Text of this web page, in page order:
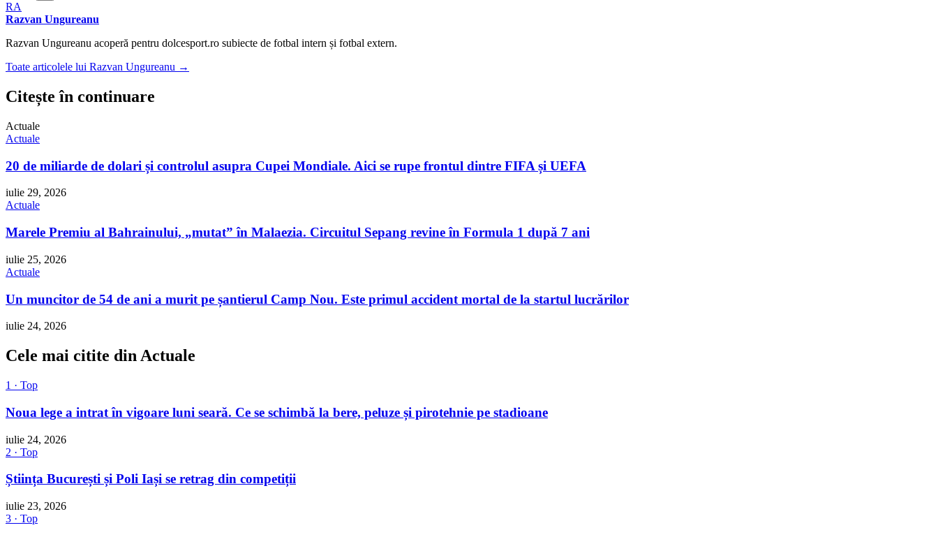
RA
Razvan Ungureanu
Razvan Ungureanu acoperă pentru dolcesport.ro subiecte de fotbal intern și fotbal extern.
Toate articolele lui Razvan Ungureanu →
Citește în continuare
Actuale
Actuale
20 de miliarde de dolari și controlul asupra Cupei Mondiale. Aici se rupe frontul dintre FIFA și UEFA
iulie 29, 2026
Actuale
Marele Premiu al Bahrainului, „mutat” în Malaezia. Circuitul Sepang revine în Formula 1 după 7 ani
iulie 25, 2026
Actuale
Un muncitor de 54 de ani a murit pe șantierul Camp Nou. Este primul accident mortal de la startul lucrărilor
iulie 24, 2026
Cele mai citite din Actuale
1 · Top
Noua lege a intrat în vigoare luni seară. Ce se schimbă la bere, peluze și pirotehnie pe stadioane
iulie 24, 2026
2 · Top
Știința București și Poli Iași se retrag din competiții
iulie 23, 2026
3 · Top